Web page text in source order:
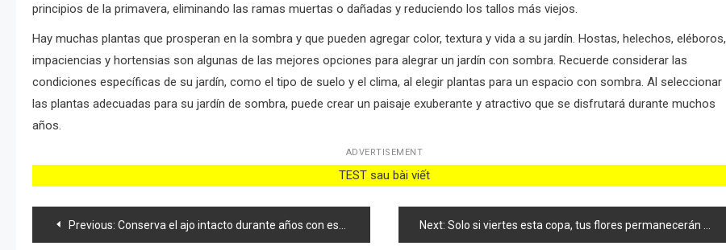
principios de la primavera, eliminando las ramas muertas o dañadas y reduciendo los tallos más viejos.
Hay muchas plantas que prosperan en la sombra y que pueden agregar color, textura y vida a su jardín. Hostas, helechos, eléboros,
impaciencias y hortensias son algunas de las mejores opciones para alegrar un jardín con sombra. Recuerde considerar las
condiciones específicas de su jardín, como el tipo de suelo y el clima, al elegir plantas para un espacio con sombra. Al seleccionar
las plantas adecuadas para su jardín de sombra, puede crear un paisaje exuberante y atractivo que se disfrutará durante muchos
años.
ADVERTISEMENT
TEST sau bài viết
PostPrevious: Conserva el ajo intacto durante años con este método casero: resultados garantizados Next: Solo si viertes esta copa, tus flores permanecerán exuberantes durante 3 años: resultado garantizado